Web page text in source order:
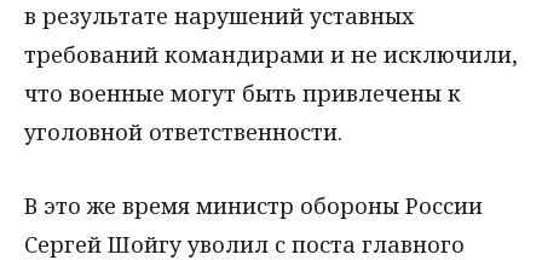
в результате нарушений уставных
требований командирами и не исключили,
что военные могут быть привлечены к
уголовной ответственности.
В это же время министр обороны России
Сергей Шойгу уволил с поста главного